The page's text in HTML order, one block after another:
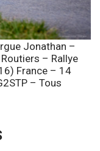
Jonathan –
– Rallye
France – 14
– Tous